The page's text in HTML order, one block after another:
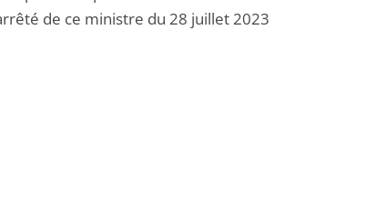
de ce ministre du 28 juillet 2023